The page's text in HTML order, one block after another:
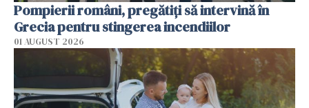
Pompierii români, pregătiţi să intervină în
Grecia pentru stingerea incendiilor
01 AUGUST 2026